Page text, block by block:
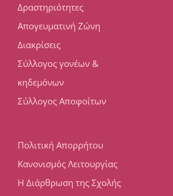
Δραστηριότητες
Απογευματινή Ζώνη
Διακρίσεις
Σύλλογος γονέων &
κηδεμόνων
Σύλλογος Αποφοίτων
Πολιτική Απορρήτου
Κανονισμός Λειτουργίας
Η Διάρθρωση της Σχολής